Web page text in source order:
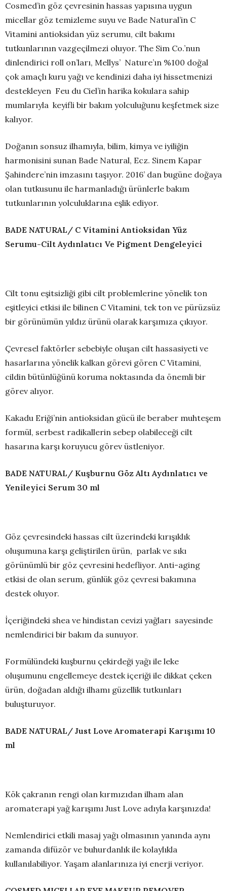
Cosmed’in göz çevresinin hassas yapısına uygun
micellar göz temizleme suyu ve Bade Natural’in C
Vitamini antioksidan yüz serumu, cilt bakımı
tutkunlarının vazgeçilmezi oluyor. The Sim Co.’nun
dinlendirici roll on’ları, Mellys’ Nature’ın %100 doğal
çok amaçlı kuru yağı ve kendinizi daha iyi hissetmenizi
destekleyen Feu du Ciel’in harika kokulara sahip
mumlarıyla keyifli bir bakım yolculuğunu keşfetmek size
kalıyor.
Doğanın sonsuz ilhamıyla, bilim, kimya ve iyiliğin
harmonisini sunan Bade Natural, Ecz. Sinem Kapar
Şahindere’nin imzasını taşıyor. 2016’ dan bugüne doğaya
olan tutkusunu ile harmanladığı ürünlerle bakım
tutkunlarının yolculuklarına eşlik ediyor.
BADE NATURAL/ C Vitamini Antioksidan Yüz
Serumu-Cilt Aydınlatıcı Ve Pigment Dengeleyici
Cilt tonu eşitsizliği gibi cilt problemlerine yönelik ton
eşitleyici etkisi ile bilinen C Vitamini, tek ton ve pürüzsüz
bir görünümün yıldız ürünü olarak karşımıza çıkıyor.
Çevresel faktörler sebebiyle oluşan cilt hassasiyeti ve
hasarlarına yönelik kalkan görevi gören C Vitamini,
cildin bütünlüğünü koruma noktasında da önemli bir
görev alıyor.
Kakadu Eriği’nin antioksidan gücü ile beraber muhteşem
formül, serbest radikallerin sebep olabileceği cilt
hasarına karşı koruyucu görev üstleniyor.
BADE NATURAL/ Kuşburnu Göz Altı Aydınlatıcı ve
Yenileyici Serum 30 ml
Göz çevresindeki hassas cilt üzerindeki kırışıklık
oluşumuna karşı geliştirilen ürün, parlak ve sıkı
görünümlü bir göz çevresini hedefliyor. Anti-aging
etkisi de olan serum, günlük göz çevresi bakımına
destek oluyor.
İçeriğindeki shea ve hindistan cevizi yağları sayesinde
nemlendirici bir bakım da sunuyor.
Formülündeki kuşburnu çekirdeği yağı ile leke
oluşumunu engellemeye destek içeriği ile dikkat çeken
ürün, doğadan aldığı ilhamı güzellik tutkunları
buluşturuyor.
BADE NATURAL/ Just Love Aromaterapi Karışımı 10
ml
Kök çakranın rengi olan kırmızıdan ilham alan
aromaterapi yağ karışımı Just Love adıyla karşınızda!
Nemlendirici etkili masaj yağı olmasının yanında aynı
zamanda difüzör ve buhurdanlık ile kolaylıkla
kullanılabiliyor. Yaşam alanlarınıza iyi enerji veriyor.